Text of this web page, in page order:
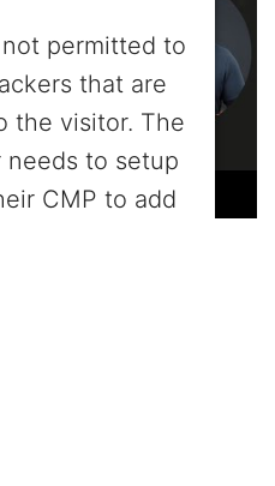
permitted to
that are
the visitor. The
to setup
CMP to add